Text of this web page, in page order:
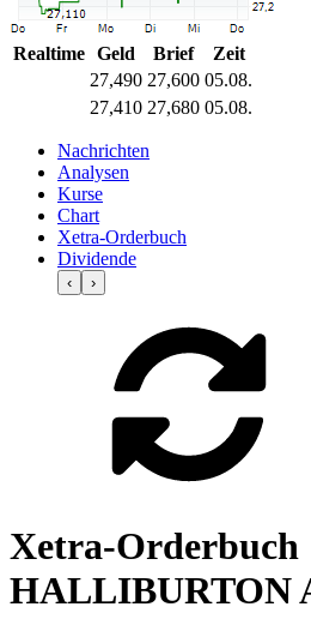
Realtime Geld Brief
Zeit
27,490 27,600 05.08.
27,410 27,680 05.08.
Nachrichten
Analysen
Kurse
Chart
Xetra-Orderbuch
Dividende
‹ ›
Xetra-Orderbuch
HALLIBURTON